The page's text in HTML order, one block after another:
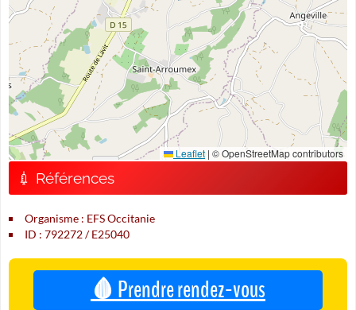
Leaflet | © OpenStreetMap contributors
💉 Références
Organisme : EFS Occitanie
ID : 792272 / E25040
🩸 Prendre rendez-vous